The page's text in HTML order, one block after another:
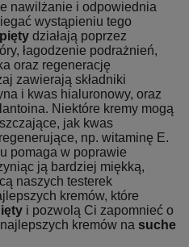
nawilżanie i odpowiednia
wystąpieniu tego
działają poprzez
łagodzenie podrażnień,
oraz regenerację
zawierają składniki
i kwas hialuronowy, oraz
Niektóre kremy mogą
jak kwas
np. witaminę E.
pomaga w poprawie
ją bardziej miękką,
naszych testerek
kremów, które
i pozwolą Ci zapomnieć o
kremów na suche